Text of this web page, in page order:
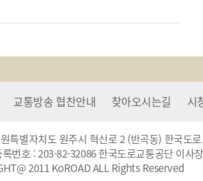
교통방송 협찬안내 찾아오시는길 시
특별자치도 원주시 혁신로 2 (반곡동) 한국도
번호 : 203-82-32086 한국도로교통공단 이사
2011 KoROAD ALL Rights Reserved